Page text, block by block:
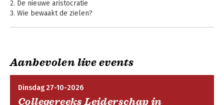
De nieuwe
standenstaat
2. De nieuwe aristocratie
3. Wie bewaakt de zielen?
Noten
Persoonsnamenregister
Aanbevolen live events
Dinsdag 27-10-2026
Collegereeks Leiderschap in